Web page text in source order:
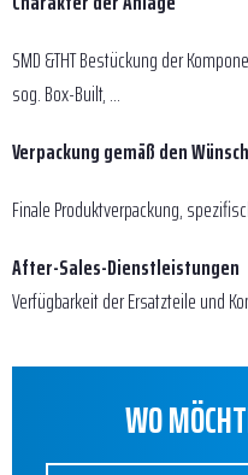
SMD &THT Bestückung der
sog. Box-Built, ...
Verpackung gemäß den
Finale Produktverpackung,
After-Sales-Dienstleistungen
Verfügbarkeit der Ersatzteile und
WO